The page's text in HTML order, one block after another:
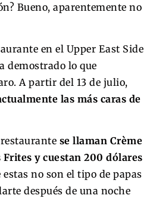
Bueno, aparentemente no
en el Upper East Side
demostrado lo que
A partir del 13 de julio,
las más caras de
se llaman Crème
Frites y cuestan 200 dólares
estas no son el tipo de papas
después de una noche